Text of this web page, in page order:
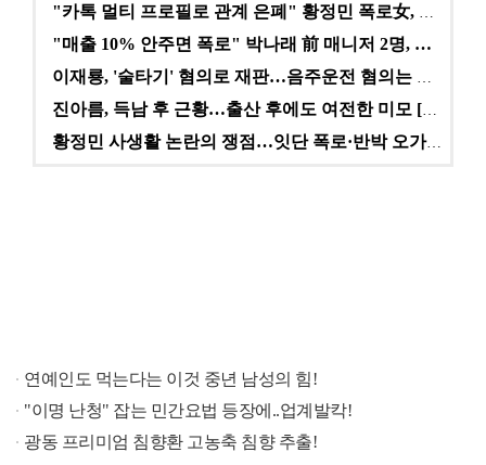
"매출 10% 안주면 폭로" 박나래 前 매니저 2명, …
황정민 사생활 논란의 쟁점…잇단 폭로·반박 오가는 소모…